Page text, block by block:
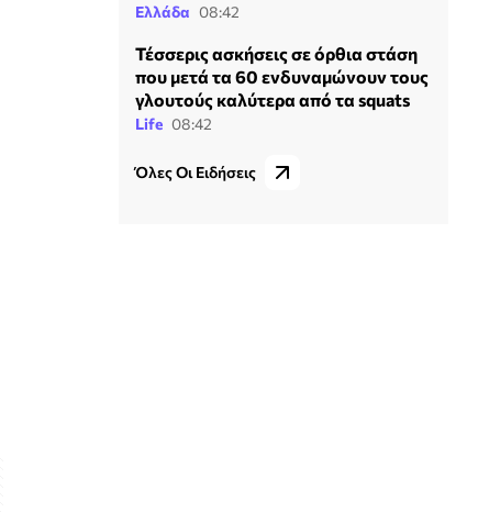
Ελλάδα 08:42
Τέσσερις ασκήσεις σε όρθια στάση
που μετά τα 60 ενδυναμώνουν τους
γλουτούς καλύτερα από τα squats
Life 08:42
Όλες Οι Ειδήσεις